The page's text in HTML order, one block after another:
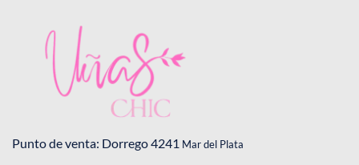
Punto de venta: Dorrego 4241 Mar del Plata